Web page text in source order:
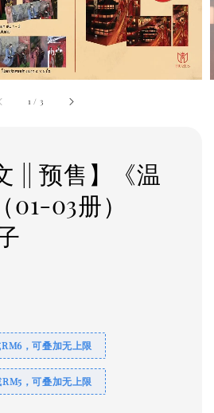
1 / 3
|| 预售】《温
03册）
，可叠加无上限
，可叠加无上限